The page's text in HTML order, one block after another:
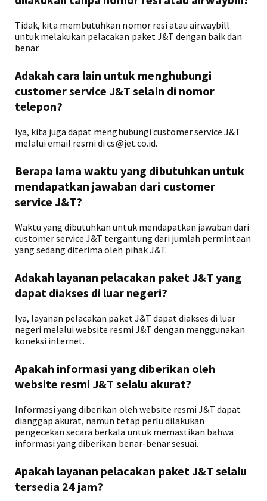
Tidak, kita membutuhkan nomor resi atau airwaybill
untuk melakukan pelacakan paket J&T dengan baik dan
benar.
Adakah cara lain untuk menghubungi
customer service J&T selain di nomor
telepon?
Iya, kita juga dapat menghubungi customer service J&T
melalui email resmi di cs@jet.co.id.
Berapa lama waktu yang dibutuhkan untuk
mendapatkan jawaban dari customer
service J&T?
Waktu yang dibutuhkan untuk mendapatkan jawaban dari
customer service J&T tergantung dari jumlah permintaan
yang sedang diterima oleh pihak J&T.
Adakah layanan pelacakan paket J&T yang
dapat diakses di luar negeri?
Iya, layanan pelacakan paket J&T dapat diakses di luar
negeri melalui website resmi J&T dengan menggunakan
koneksi internet.
Apakah informasi yang diberikan oleh
website resmi J&T selalu akurat?
Informasi yang diberikan oleh website resmi J&T dapat
dianggap akurat, namun tetap perlu dilakukan
pengecekan secara berkala untuk memastikan bahwa
informasi yang diberikan benar-benar sesuai.
Apakah layanan pelacakan paket J&T selalu
tersedia 24 jam?